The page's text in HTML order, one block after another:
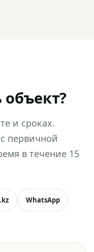
объект?
и сроках.
первичной
в течение 15
WhatsApp